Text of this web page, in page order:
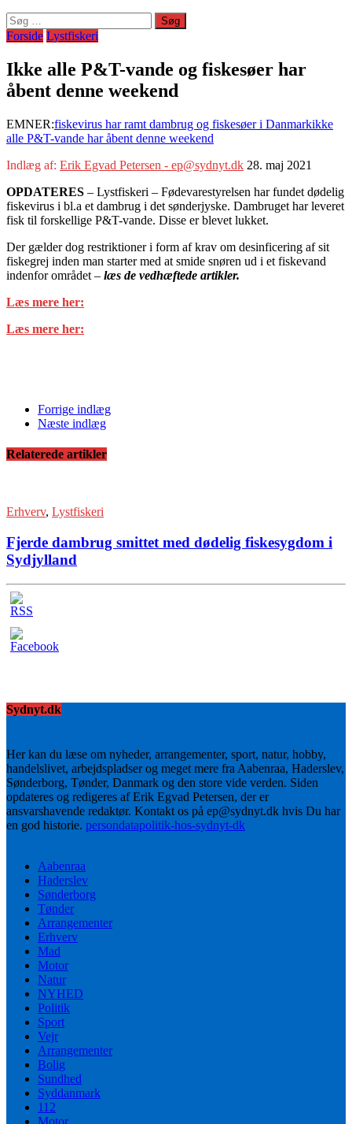
Søg
efter:
Forside Lystfiskeri
Ikke alle P&T-vande og fiskesøer har
åbent denne weekend
EMNER:fiskevirus har ramt dambrug og fiskesøer i Danmarkikke
alle P&T-vande har åbent denne weekend
Indlæg af: Erik Egvad Petersen - ep@sydnyt.dk 28. maj 2021
OPDATERES – Lystfiskeri – Fødevarestyrelsen har fundet dødelig
fiskevirus i bl.a et dambrug i det sønderjyske. Dambruget har leveret
fisk til forskellige P&T-vande. Disse er blevet lukket.
Der gælder dog restriktioner i form af krav om desinficering af sit
fiskegrej inden man starter med at smide snøren ud i et fiskevand
indenfor området – læs de vedhæftede artikler.
Læs mere her:
Læs mere her:
Forrige indlæg
Næste indlæg
Relaterede artikler
Erhverv, Lystfiskeri
Fjerde dambrug smittet med dødelig fiskesygdom i
Sydjylland
Sydnyt.dk
Her kan du læse om nyheder, arrangementer, sport, natur, hobby,
handelslivet, arbejdspladser og meget mere fra Aabenraa, Haderslev,
Sønderborg, Tønder, Danmark og den store vide verden. Siden
opdateres og redigeres af Erik Egvad Petersen, der er
ansvarshavende redaktør. Kontakt os på ep@sydnyt.dk hvis Du har
en god historie. persondatapolitik-hos-sydnyt-dk
Aabenraa
Haderslev
Sønderborg
Tønder
Arrangementer
Erhverv
Mad
Motor
Natur
NYHED
Politik
Sport
Vejr
Arrangementer
Bolig
Sundhed
Syddanmark
112
Motor